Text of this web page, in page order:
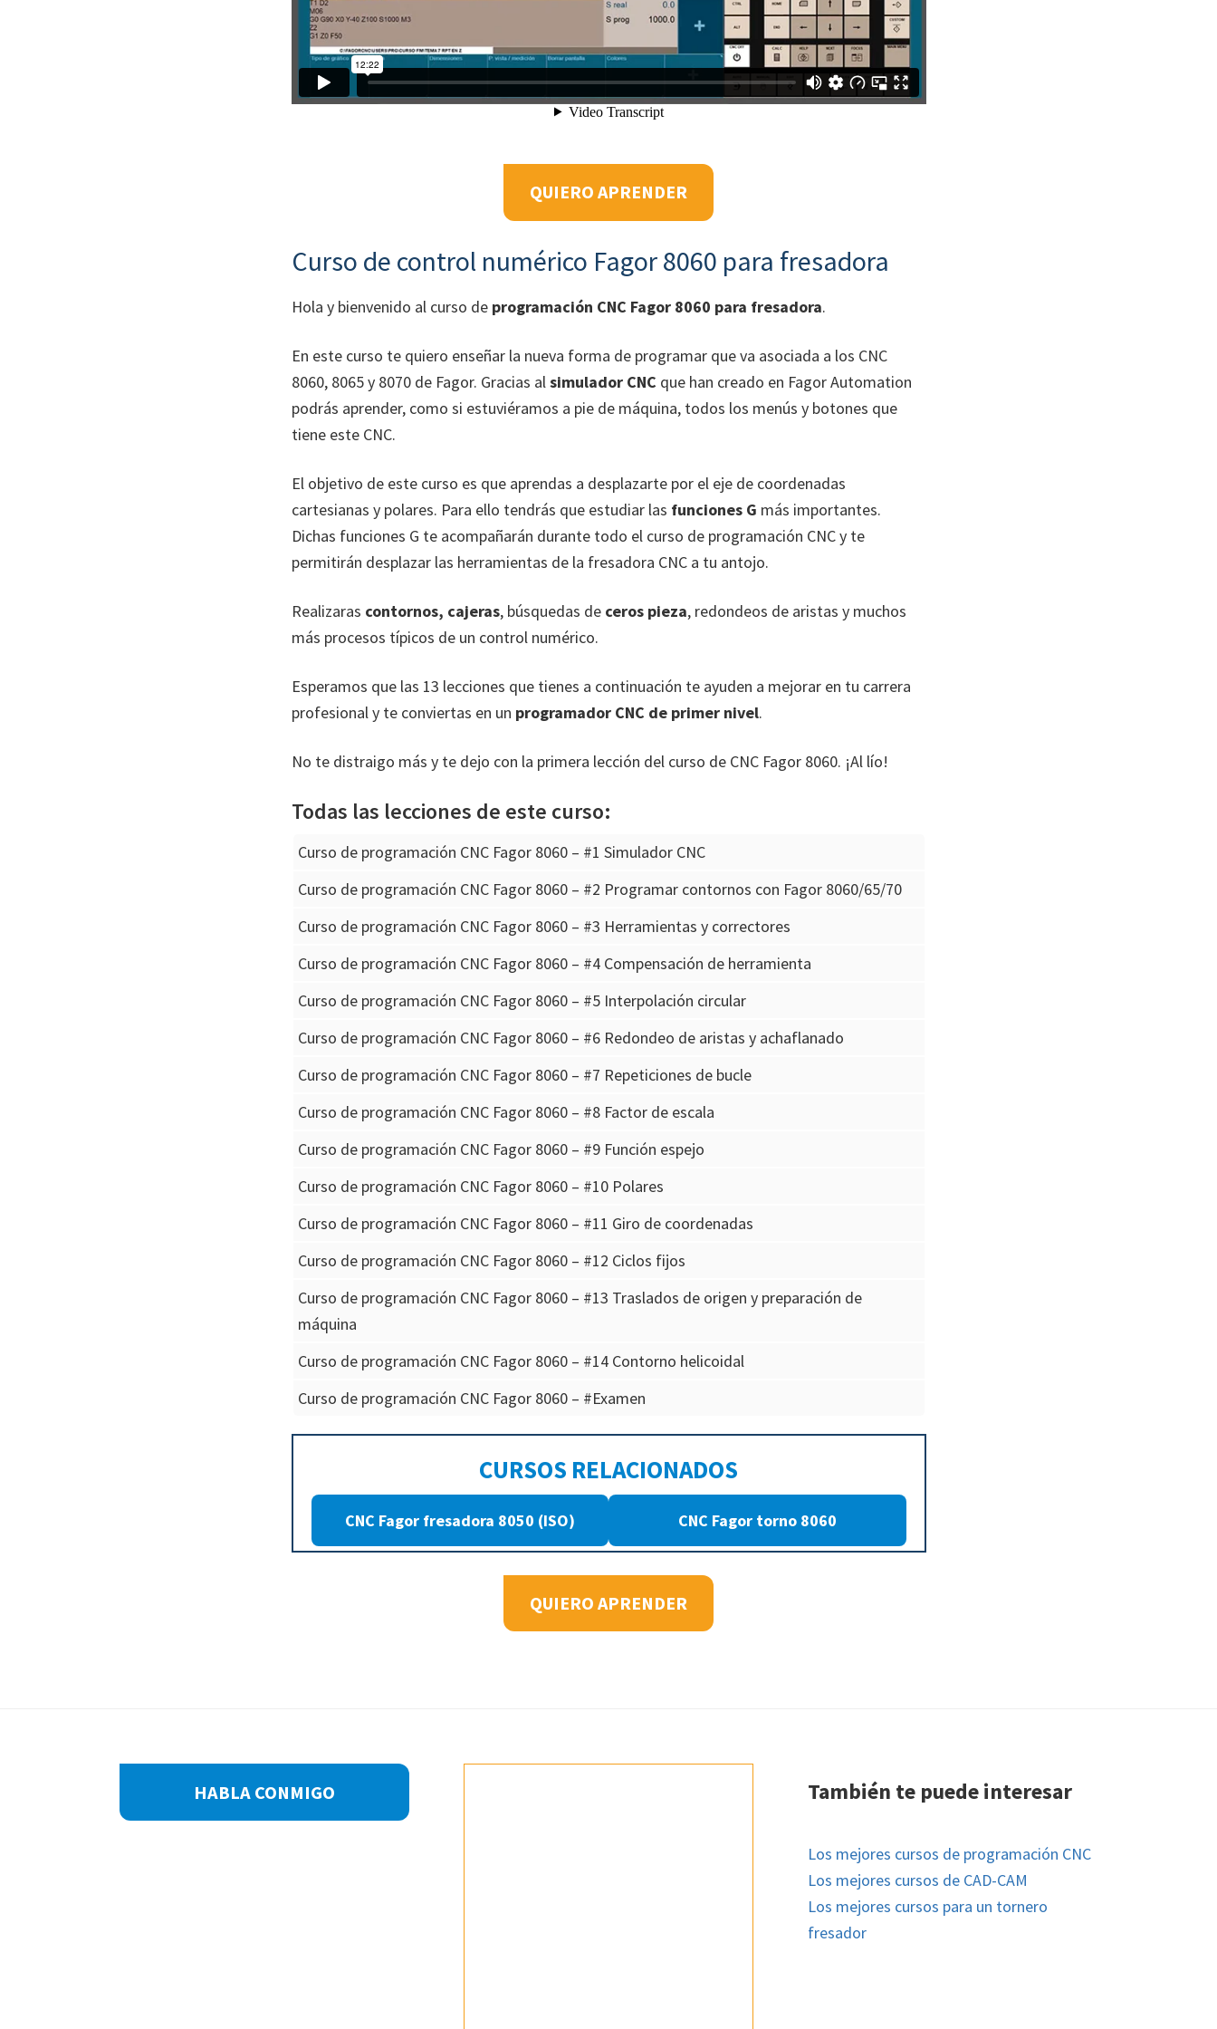
QUIERO APRENDER
Curso de control numérico Fagor 8060 para fresadora
Hola y bienvenido al curso de programación CNC Fagor 8060 para fresadora.
En este curso te quiero enseñar la nueva forma de programar que va asociada a los CNC
8060, 8065 y 8070 de Fagor. Gracias alsimulador CNC que han creado en Fagor Automation
podrás aprender, como si estuviéramos a pie de máquina, todos los menús y botones que
tiene este CNC.
El objetivo de este curso es que aprendas a desplazarte por el eje de coordenadas
cartesianas y polares. Para ello tendrás que estudiar las funciones G más importantes.
Dichas funciones G te acompañarán durante todo el curso de programación CNC y te
permitirán desplazar las herramientas de la fresadora CNC a tu antojo.
Realizaras contornos, cajeras, búsquedas deceros pieza, redondeos de aristas y muchos
más procesos típicos de un control numérico.
Esperamos que las 13 lecciones que tienes a continuación te ayuden a mejorar en tu carrera
profesional y te conviertas en un programador CNC de primer nivel.
No te distraigo más y te dejo con la primera lección del curso de CNC Fagor 8060. ¡Al lío!
Todas las lecciones de este curso:
Curso de programación CNC Fagor 8060 – #1 Simulador CNC
Curso de programación CNC Fagor 8060 – #2 Programar contornos con Fagor 8060/65/70
Curso de programación CNC Fagor 8060 – #3 Herramientas y correctores
Curso de programación CNC Fagor 8060 – #4 Compensación de herramienta
Curso de programación CNC Fagor 8060 – #5 Interpolación circular
Curso de programación CNC Fagor 8060 – #6 Redondeo de aristas y achaflanado
Curso de programación CNC Fagor 8060 – #7 Repeticiones de bucle
Curso de programación CNC Fagor 8060 – #8 Factor de escala
Curso de programación CNC Fagor 8060 – #9 Función espejo
Curso de programación CNC Fagor 8060 – #10 Polares
Curso de programación CNC Fagor 8060 – #11 Giro de coordenadas
Curso de programación CNC Fagor 8060 – #12 Ciclos fijos
Curso de programación CNC Fagor 8060 – #13 Traslados de origen y preparación de
máquina
Curso de programación CNC Fagor 8060 – #14 Contorno helicoidal
Curso de programación CNC Fagor 8060 – #Examen
CURSOS RELACIONADOS
CNC Fagor fresadora 8050 (ISO) CNC Fagor torno 8060
QUIERO APRENDER
HABLA CONMIGO También te puede interesar
Los mejores cursos de programación CNC
Los mejores cursos de CAD-CAM
Los mejores cursos para un tornero
fresador